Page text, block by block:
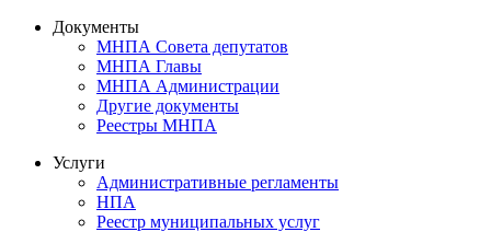
Документы
МНПА Совета депутатов
МНПА Главы
МНПА Администрации
Другие документы
Реестры МНПА
Услуги
Административные регламенты
НПА
Реестр муниципальных услуг